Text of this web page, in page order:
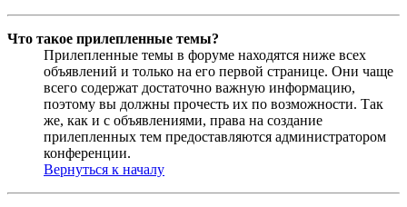
Что такое прилепленные темы?
Прилепленные темы в форуме находятся ниже всех
объявлений и только на его первой странице. Они чаще
всего содержат достаточно важную информацию,
поэтому вы должны прочесть их по возможности. Так
же, как и с объявлениями, права на создание
прилепленных тем предоставляются администратором
конференции.
Вернуться к началу